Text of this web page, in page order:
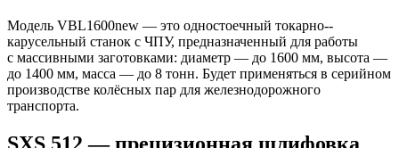
Модель VBL1600new — это одностоечный токарно-­
карусельный станок с ЧПУ, предназначенный для работы
с массивными заготовками: диаметр — до 1600 мм, высота —
до 1400 мм, масса — до 8 тонн. Будет применяться в серийном
производстве колёсных пар для железнодорожного
транспорта.
SXS 512 — прецизионная шлифовка